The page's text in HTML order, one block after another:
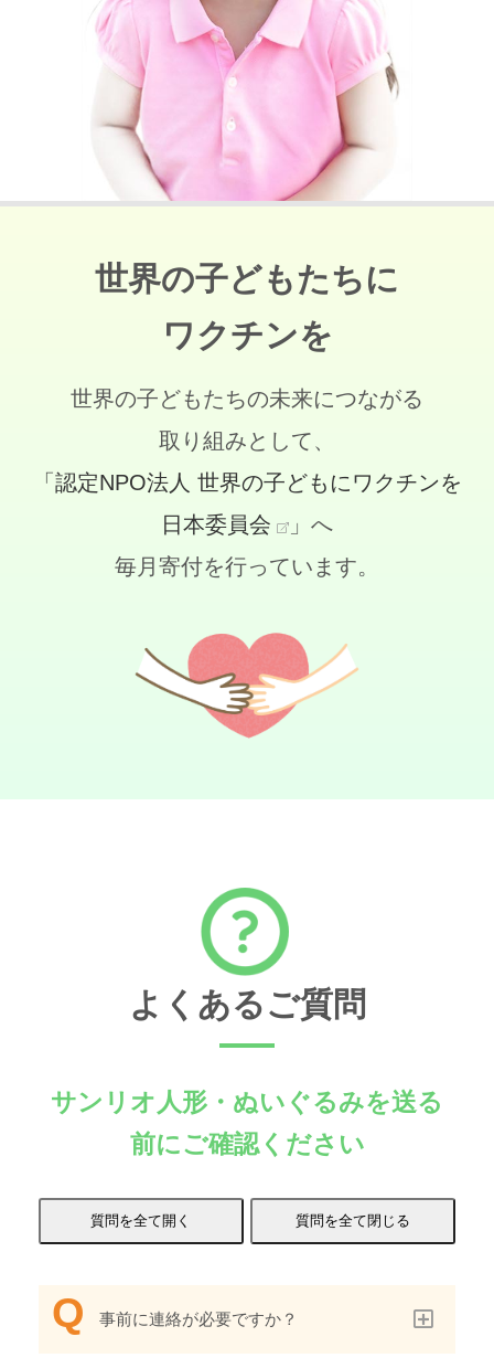
世界の子どもたちに
ワクチンを
世界の子どもたちの未来につながる
取り組みとして、
「認定NPO法人 世界の子どもにワクチンを
日本委員会
」へ
毎月寄付を行っています。
よくあるご質問
サンリオ人形・ぬいぐるみを送る
前にご確認ください
事前に連絡が必要ですか？